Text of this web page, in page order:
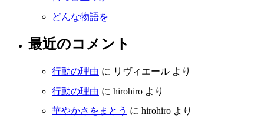
どんな物語を
最近のコメント
行動の理由 に リヴィエール より
行動の理由 に hirohiro より
華やかさをまとう に hirohiro より